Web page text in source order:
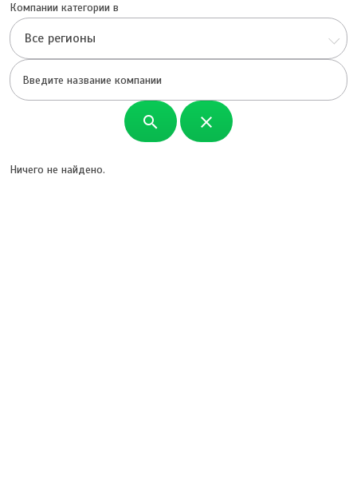
Компании категории в
Все регионы
search close
Ничего не найдено.